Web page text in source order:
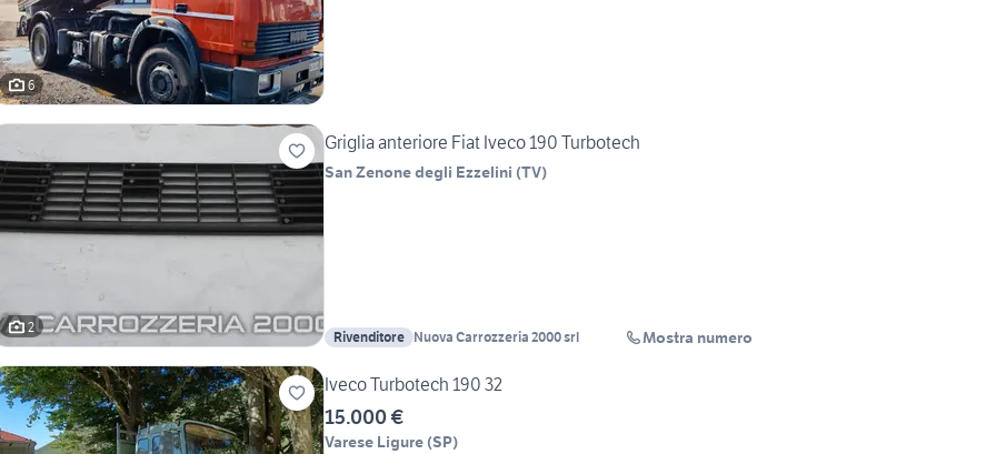
6
2
Griglia anteriore Fiat Iveco 190 Turbotech
San Zenone degli Ezzelini (TV)
Rivenditore Nuova Carrozzeria 2000 srl Mostra numero
Iveco Turbotech 190 32
15.000 €
Varese Ligure (SP)